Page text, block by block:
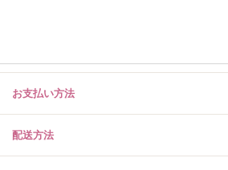
お支払い方法
配送方法